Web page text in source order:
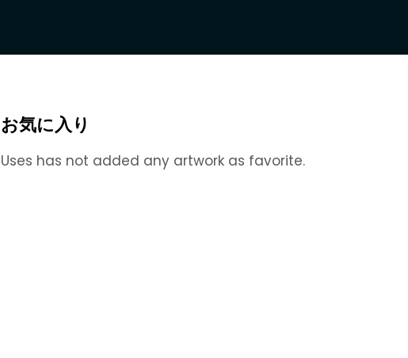
お気に入り
Uses has not added any artwork as favorite.